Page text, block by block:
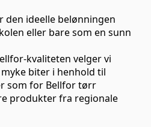
den ideelle belønningen
eller bare som en sunn
kvaliteten velger vi
biter i henhold til
som for Bellfor tørr
produkter fra regionale